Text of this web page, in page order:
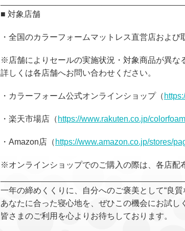
■ 対象店舗
・全国のカラーフォームマットレス直営店および
※店舗によりセールの実施状況・対象商品が異な
詳しくは各店舗へお問い合わせください。
・カラーフォーム公式オンラインショップ（
・楽天市場店（ https://www.rakuten.co.jp/
・Amazon店（ https://www.amazon.co.jp/stores/
※オンラインショップでのご購入の際は、各店配
一年の締めくくりに、自分へのご褒美として“良質
あなたに合った寝心地を、ぜひこの機会にお試し
皆さまのご利用を心よりお待ちしております。